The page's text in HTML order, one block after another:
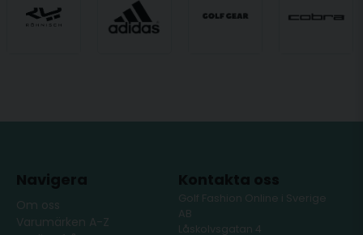
Om oss
Varumärken A-Z
Golf Fashion Online i Sverige
AB
Låskolvsgatan 4